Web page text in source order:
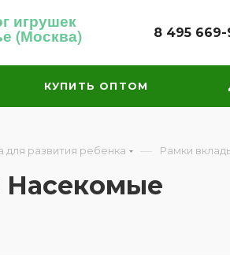
игрушек
(Москва) 8 495 669-
КУПИТЬ ОПТОМ
для развития ребенка — Рамки